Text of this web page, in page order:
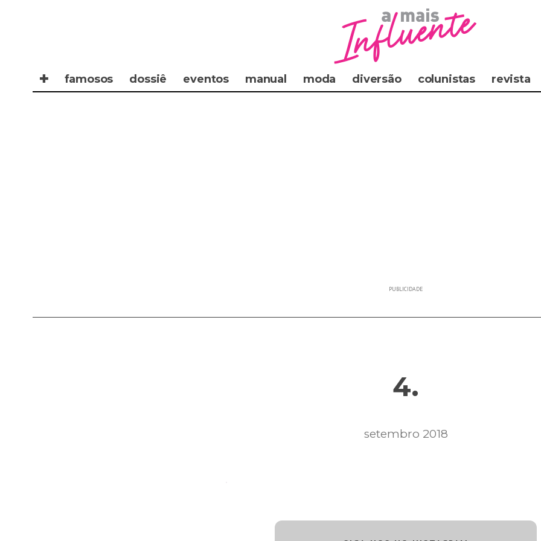
✚ famosos dossiê eventos manual moda diversão colunistas revista
PUBLICIDADE
4.
setembro 2018